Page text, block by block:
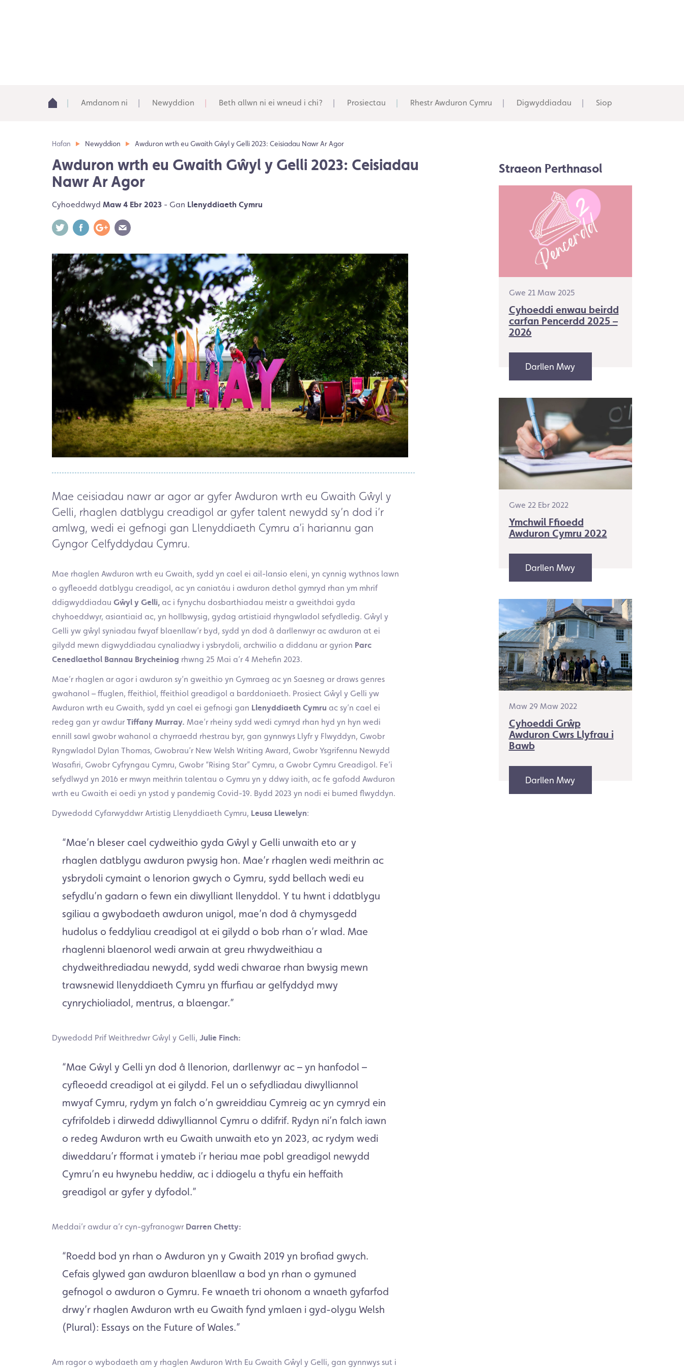
Amdanom ni Newyddion Beth allwn ni ei wneud i chi? Prosiectau Rhestr Awduron Cymru Digwyddiadau Siop
Hafan Newyddion Awduron wrth eu Gwaith Gŵyl y Gelli 2023: Ceisiadau Nawr Ar Agor
Awduron wrth eu Gwaith Gŵyl y Gelli 2023: Ceisiadau
Nawr Ar Agor
Cyhoeddwyd Maw 4 Ebr 2023 - Gan Llenyddiaeth Cymru
Mae ceisiadau nawr ar agor ar gyfer Awduron wrth eu Gwaith Gŵyl y
Gelli, rhaglen datblygu creadigol ar gyfer talent newydd sy’n dod i’r
amlwg, wedi ei gefnogi gan Llenyddiaeth Cymru a’i hariannu gan
Gyngor Celfyddydau Cymru.
Mae rhaglen Awduron wrth eu Gwaith, sydd yn cael ei ail-lansio eleni, yn cynnig wythnos lawn
o gyfleoedd datblygu creadigol, ac yn caniatáu i awduron dethol gymryd rhan ym mhrif
ddigwyddiadau Gŵyl y Gelli, ac i fynychu dosbarthiadau meistr a gweithdai gyda
chyhoeddwyr, asiantiaid ac, yn hollbwysig, gydag artistiaid rhyngwladol sefydledig. Gŵyl y
Gelli yw gŵyl syniadau fwyaf blaenllaw’r byd, sydd yn dod â darllenwyr ac awduron at ei
gilydd mewn digwyddiadau cynaliadwy i ysbrydoli, archwilio a diddanu ar gyrion Parc
Cenedlaethol Bannau Brycheiniog rhwng 25 Mai a’r 4 Mehefin 2023.
Mae’r rhaglen ar agor i awduron sy’n gweithio yn Gymraeg ac yn Saesneg ar draws genres
gwahanol – ffuglen, ffeithiol, ffeithiol greadigol a barddoniaeth. Prosiect Gŵyl y Gelli yw
Awduron wrth eu Gwaith, sydd yn cael ei gefnogi gan Llenyddiaeth Cymru ac sy’n cael ei
redeg gan yr awdur Tiffany Murray. Mae’r rheiny sydd wedi cymryd rhan hyd yn hyn wedi
ennill sawl gwobr wahanol a chyrraedd rhestrau byr, gan gynnwys Llyfr y Flwyddyn, Gwobr
Ryngwladol Dylan Thomas, Gwobrau’r New Welsh Writing Award, Gwobr Ysgrifennu Newydd
Wasafiri, Gwobr Cyfryngau Cymru, Gwobr “Rising Star” Cymru, a Gwobr Cymru Greadigol. Fe’i
sefydlwyd yn 2016 er mwyn meithrin talentau o Gymru yn y ddwy iaith, ac fe gafodd Awduron
wrth eu Gwaith ei oedi yn ystod y pandemig Covid-19. Bydd 2023 yn nodi ei bumed flwyddyn.
Dywedodd Cyfarwyddwr Artistig Llenyddiaeth Cymru, Leusa Llewelyn:
“Mae’n bleser cael cydweithio gyda Gŵyl y Gelli unwaith eto ar y
rhaglen datblygu awduron pwysig hon. Mae’r rhaglen wedi meithrin ac
ysbrydoli cymaint o lenorion gwych o Gymru, sydd bellach wedi eu
sefydlu’n gadarn o fewn ein diwylliant llenyddol. Y tu hwnt i ddatblygu
sgiliau a gwybodaeth awduron unigol, mae’n dod â chymysgedd
hudolus o feddyliau creadigol at ei gilydd o bob rhan o’r wlad. Mae
rhaglenni blaenorol wedi arwain at greu rhwydweithiau a
chydweithrediadau newydd, sydd wedi chwarae rhan bwysig mewn
trawsnewid llenyddiaeth Cymru yn ffurfiau ar gelfyddyd mwy
cynrychioliadol, mentrus, a blaengar.”
Dywedodd Prif Weithredwr Gŵyl y Gelli, Julie Finch:
“Mae Gŵyl y Gelli yn dod â llenorion, darllenwyr ac – yn hanfodol –
cyfleoedd creadigol at ei gilydd. Fel un o sefydliadau diwylliannol
mwyaf Cymru, rydym yn falch o’n gwreiddiau Cymreig ac yn cymryd ein
cyfrifoldeb i dirwedd ddiwylliannol Cymru o ddifrif. Rydyn ni’n falch iawn
o redeg Awduron wrth eu Gwaith unwaith eto yn 2023, ac rydym wedi
diweddaru’r fformat i ymateb i’r heriau mae pobl greadigol newydd
Cymru’n eu hwynebu heddiw, ac i ddiogelu a thyfu ein heffaith
greadigol ar gyfer y dyfodol.”
Meddai’r awdur a’r cyn-gyfranogwr Darren Chetty:
“Roedd bod yn rhan o Awduron yn y Gwaith 2019 yn brofiad gwych.
Cefais glywed gan awduron blaenllaw a bod yn rhan o gymuned
gefnogol o awduron o Gymru. Fe wnaeth tri ohonom a wnaeth gyfarfod
drwy’r rhaglen Awduron wrth eu Gwaith fynd ymlaen i gyd-olygu Welsh
(Plural): Essays on the Future of Wales.”
Am ragor o wybodaeth am y rhaglen Awduron Wrth Eu Gwaith Gŵyl y Gelli, gan gynnwys sut i
Straeon Perthnasol
Gwe 21 Maw 2025
Cyhoeddi enwau beirdd
carfan Pencerdd 2025 –
2026
Darllen Mwy
Gwe 22 Ebr 2022
Ymchwil Ffioedd
Awduron Cymru 2022
Darllen Mwy
Maw 29 Maw 2022
Cyhoeddi Grŵp
Awduron Cwrs Llyfrau i
Bawb
Darllen Mwy